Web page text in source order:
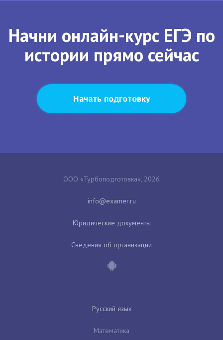
Начни онлайн-курс ЕГЭ по
истории прямо сейчас
Начать подготовку
ООО «Турбоподготовка», 2026
Юридические документы
Сведения об организации
Русский язык
Математика